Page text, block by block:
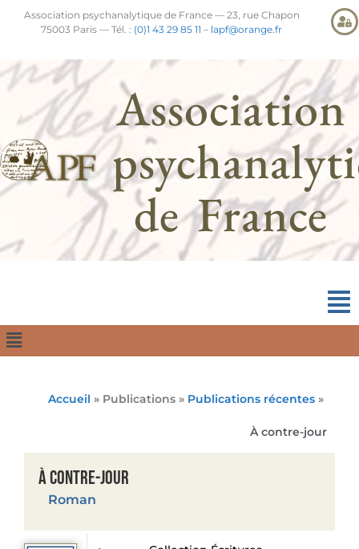
Association psychanalytique de France — 23, rue Chapon
75003 Paris — Tél. : (0)1 43 29 85 11 – lapf@orange.fr
Association
de France
Accueil » Publications » Publications récentes »
À contre-jour
À contre-jour
Roman